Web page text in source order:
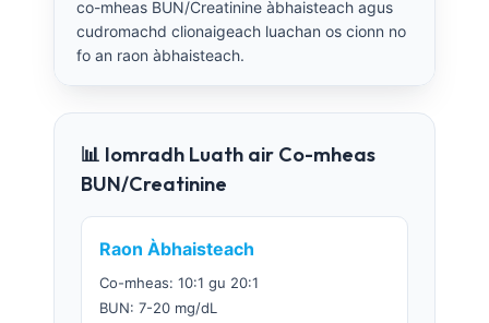
co-mheas BUN/Creatinine àbhaisteach agus
cudromachd clionaigeach luachan os cionn no
fo an raon àbhaisteach.
📊 Iomradh Luath air Co-mheas
BUN/Creatinine
Raon Àbhaisteach
Co-mheas: 10:1 gu 20:1
BUN: 7-20 mg/dL